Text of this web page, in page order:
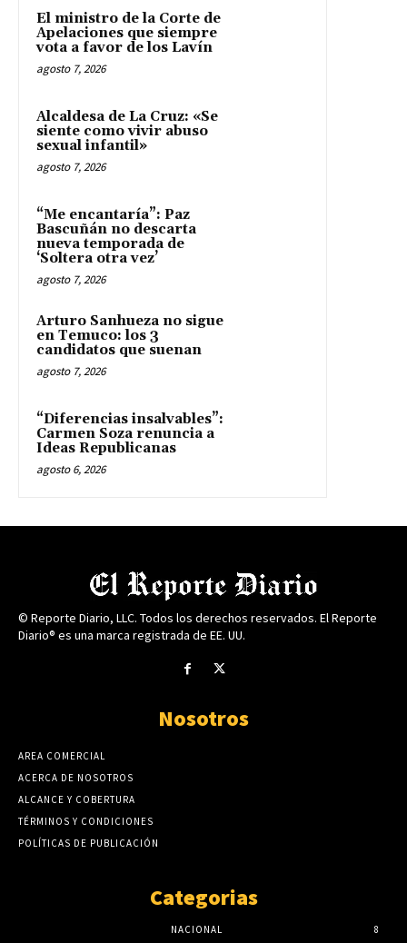
El ministro de la Corte de
Apelaciones que siempre
vota a favor de los Lavín
agosto 7, 2026
Alcaldesa de La Cruz: «Se
siente como vivir abuso
sexual infantil»
agosto 7, 2026
“Me encantaría”: Paz
Bascuñán no descarta
nueva temporada de
‘Soltera otra vez’
agosto 7, 2026
Arturo Sanhueza no sigue
en Temuco: los 3
candidatos que suenan
agosto 7, 2026
“Diferencias insalvables”:
Carmen Soza renuncia a
Ideas Republicanas
agosto 6, 2026
© Reporte Diario, LLC. Todos los derechos reservados. El Reporte
Diario® es una marca registrada de EE. UU.
Nosotros
AREA COMERCIAL
ACERCA DE NOSOTROS
ALCANCE Y COBERTURA
TÉRMINOS Y CONDICIONES
POLÍTICAS DE PUBLICACIÓN
Categorias
NACIONAL 8